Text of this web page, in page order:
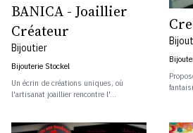
BANICA - Joaillier
Créateur
Bijoutier
Bijouterie Stockel
Un écrin de créations uniques, où
l'artisanat joaillier rencontre l'...